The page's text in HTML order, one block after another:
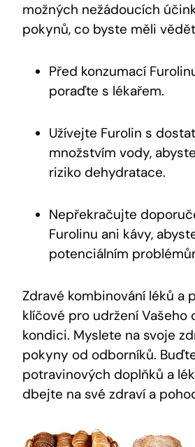
možných nežádoucích
pokynů, co byste měli
Před konzumací
poraďte s lékařem.
Užívejte Furolin s
množstvím vody,
riziko dehydratace.
Nepřekračujte
Furolinu ani kávy,
potenciálním
Zdravé kombinování léků a
klíčové pro udržení Vašeho
kondici. Myslete na svoje
pokyny od odborníků.
potravinových doplňků a
dbejte na své zdraví a